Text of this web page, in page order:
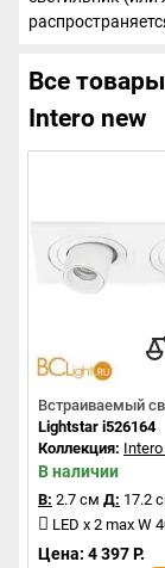
Все
Intero new
Встраиваемый
Lightstar i526164
Коллекция:
В наличии
В: 2.7 см Д: 17.2
LED x 2 max W
Цена: 4 397 Р.